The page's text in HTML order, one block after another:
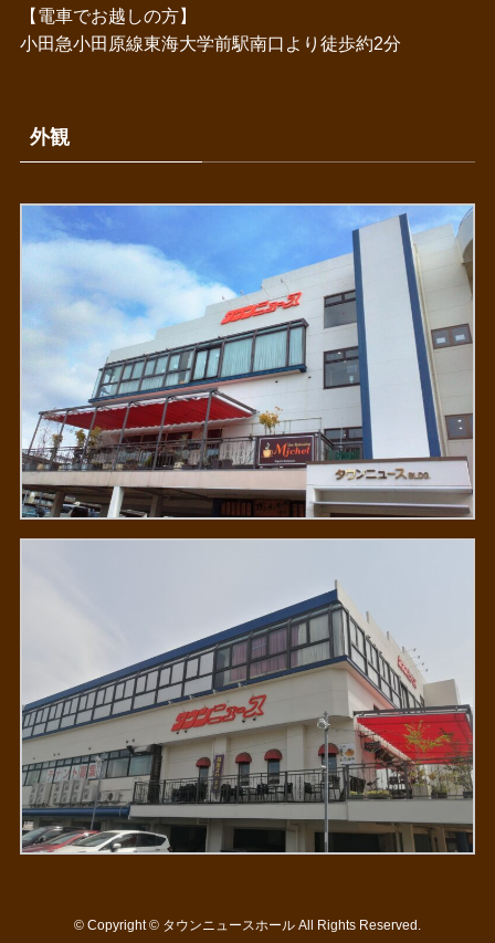
【電車でお越しの方】
小田急小田原線東海大学前駅南口より徒歩約2分
外観
© Copyright © タウンニュースホール All Rights Reserved.